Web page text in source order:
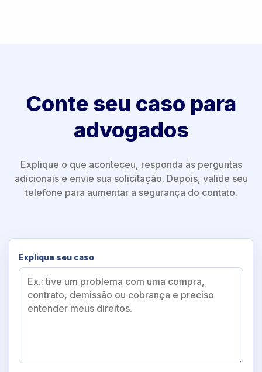
Conte seu caso para
advogados
Explique o que aconteceu, responda às perguntas
adicionais e envie sua solicitação. Depois, valide seu
telefone para aumentar a segurança do contato.
Explique seu caso